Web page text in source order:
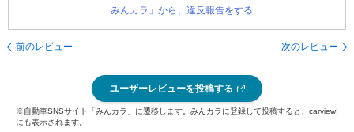
「みんカラ」から、違反報告をする
前のレビュー 次のレビュー
ユーザーレビューを投稿する
※自動車SNSサイト「みんカラ」に遷移します。みんカラに登録して投稿すると、carview!
にも表示されます。